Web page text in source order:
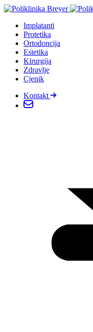
Implatanti
Protetika
Ortodoncija
Estetika
Kirurgija
Zdravlje
Cjenik
Kontakt